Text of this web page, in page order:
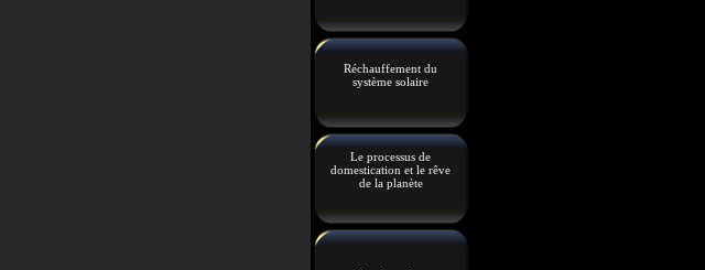
Réchauffement du
système solaire
Le processus de
domestication et le rêve
de la planète